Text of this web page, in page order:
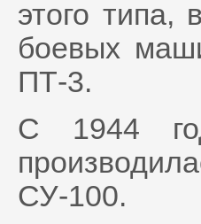
этого типа,
боевых
ПТ-3.
С 1944
СУ-100.